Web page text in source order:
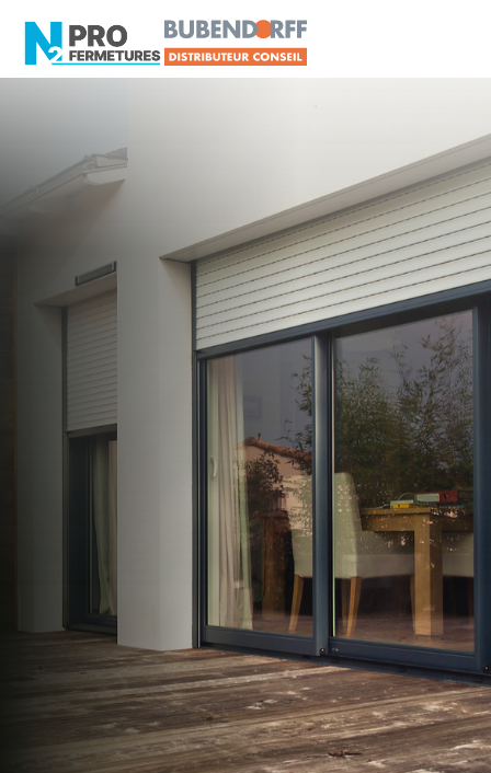
Distributeur en volets
roulants Somfy
La Chapelle-sur-Erdre
Artisan, Menuisier, TPE ou PME proche de La
Chapelle-sur-Erdre ?
N2PRO Fermetures est votre référent Distributeur
en volets roulants Somfy officiel pour vous
apporter : Tarifs directs usines sans minimum
d'achat - Assistance technique chantier et
service réactif avec simplicité.
07 83 35 69 17
MON DEVIS MOTEUR
Voir tous nos produits